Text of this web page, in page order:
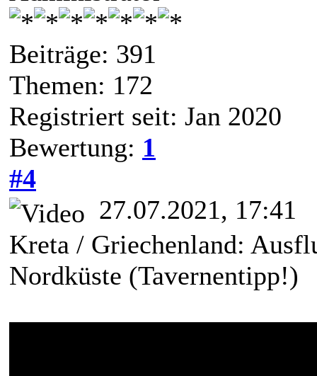
Beiträge: 391
Themen: 172
Registriert seit: Jan 2020
Bewertung: 1
#4
27.07.2021, 17:41
Kreta / Griechenland:
Nordküste (Tavernentipp!)